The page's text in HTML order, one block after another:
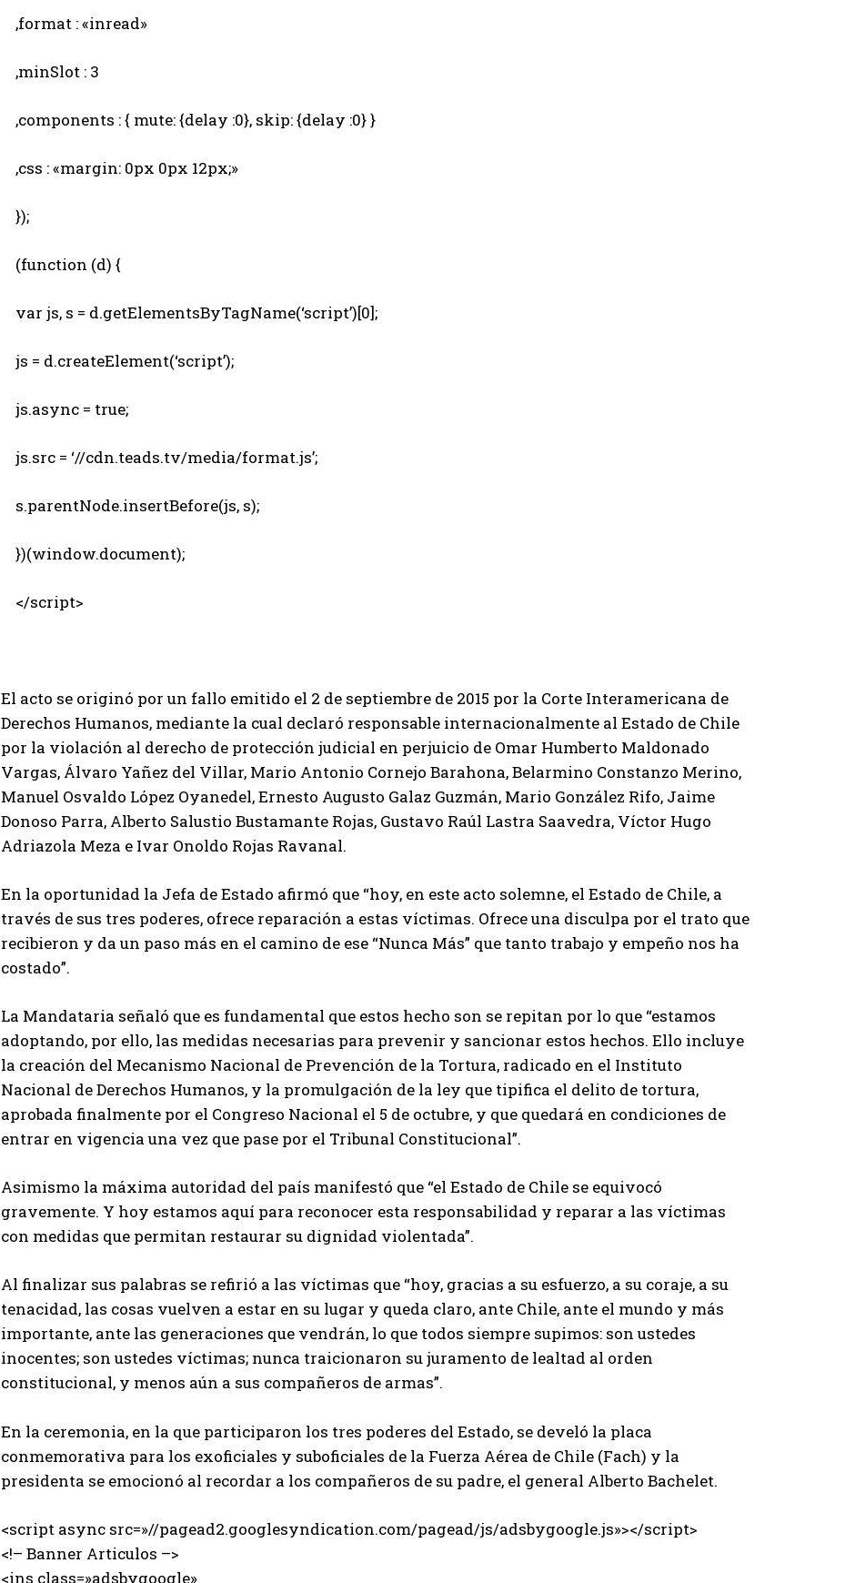
,format : «inread»
,minSlot : 3
,components : { mute: {delay :0}, skip: {delay :0} }
,css : «margin: 0px 0px 12px;»
});
(function (d) {
var js, s = d.getElementsByTagName(‘script’)[0];
js = d.createElement(‘script’);
js.async = true;
js.src = ‘//cdn.teads.tv/media/format.js’;
s.parentNode.insertBefore(js, s);
})(window.document);
</script>
El acto se originó por un fallo emitido el 2 de septiembre de 2015 por la Corte Interamericana de
Derechos Humanos, mediante la cual declaró responsable internacionalmente al Estado de Chile
por la violación al derecho de protección judicial en perjuicio de Omar Humberto Maldonado
Vargas, Álvaro Yañez del Villar, Mario Antonio Cornejo Barahona, Belarmino Constanzo Merino,
Manuel Osvaldo López Oyanedel, Ernesto Augusto Galaz Guzmán, Mario González Rifo, Jaime
Donoso Parra, Alberto Salustio Bustamante Rojas, Gustavo Raúl Lastra Saavedra, Víctor Hugo
Adriazola Meza e Ivar Onoldo Rojas Ravanal.
En la oportunidad la Jefa de Estado afirmó que “hoy, en este acto solemne, el Estado de Chile, a
través de sus tres poderes, ofrece reparación a estas víctimas. Ofrece una disculpa por el trato que
recibieron y da un paso más en el camino de ese “Nunca Más” que tanto trabajo y empeño nos ha
costado”.
La Mandataria señaló que es fundamental que estos hecho son se repitan por lo que “estamos
adoptando, por ello, las medidas necesarias para prevenir y sancionar estos hechos. Ello incluye
la creación del Mecanismo Nacional de Prevención de la Tortura, radicado en el Instituto
Nacional de Derechos Humanos, y la promulgación de la ley que tipifica el delito de tortura,
aprobada finalmente por el Congreso Nacional el 5 de octubre, y que quedará en condiciones de
entrar en vigencia una vez que pase por el Tribunal Constitucional”.
Asimismo la máxima autoridad del país manifestó que “el Estado de Chile se equivocó
gravemente. Y hoy estamos aquí para reconocer esta responsabilidad y reparar a las víctimas
con medidas que permitan restaurar su dignidad violentada”.
Al finalizar sus palabras se refirió a las víctimas que “hoy, gracias a su esfuerzo, a su coraje, a su
tenacidad, las cosas vuelven a estar en su lugar y queda claro, ante Chile, ante el mundo y más
importante, ante las generaciones que vendrán, lo que todos siempre supimos: son ustedes
inocentes; son ustedes víctimas; nunca traicionaron su juramento de lealtad al orden
constitucional, y menos aún a sus compañeros de armas”.
En la ceremonia, en la que participaron los tres poderes del Estado, se develó la placa
conmemorativa para los exoficiales y suboficiales de la Fuerza Aérea de Chile (Fach) y la
presidenta se emocionó al recordar a los compañeros de su padre, el general Alberto Bachelet.
<script async src=»//pagead2.googlesyndication.com/pagead/js/adsbygoogle.js»></script>
<!– Banner Articulos –>
<ins class=»adsbygoogle»